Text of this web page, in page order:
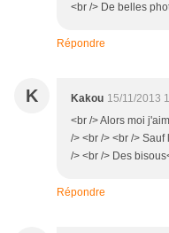
<br /> De belles
Répondre
K Kakou 15/11/2013
<br /> Alors moi
/> <br /> <br />
/> <br /> Des
Répondre